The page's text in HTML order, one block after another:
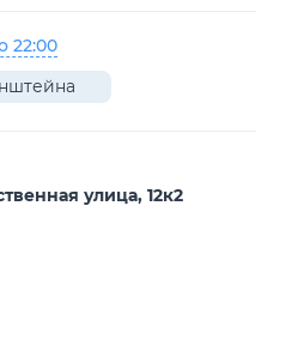
22:00
улица, 12к2